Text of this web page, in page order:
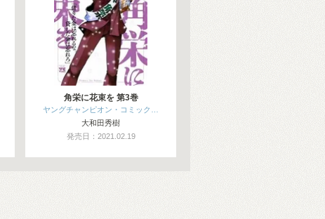
角栄に花束を 第3巻
ヤングチャンピオン・コミック…
大和田秀樹
発売日：2021.02.19